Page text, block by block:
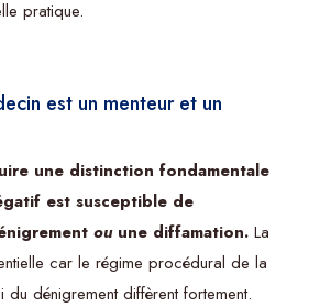
pratique.
est un menteur et un
une distinction fondamentale
est susceptible de
ouune diffamation. La
car le régime procédural de la
du dénigrement diffèrent fortement.